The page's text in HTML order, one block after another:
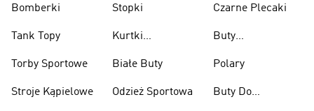
Bomberki
Tank Topy
Torby Sportowe
Stroje Kąpielowe
Stopki
Kurtki
Białe Buty
Odzież Sportowa
Czarne Plecaki
Buty
Polary
Buty Do